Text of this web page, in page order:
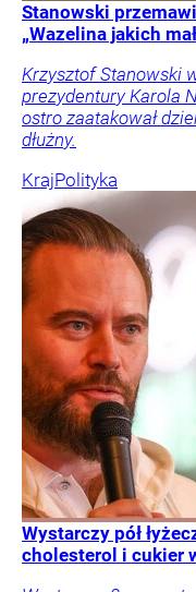
Stanowski
„Wazelina jakich
Krzysztof Stanowski
prezydentury Karola
ostro zaatakował
dłużny.
KrajPolityka
Wystarczy pół
cholesterol i cukier